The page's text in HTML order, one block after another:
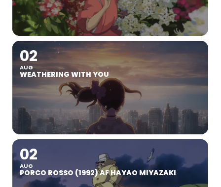
02
AUG
WEATHERING WITH YOU
02
AUG
PORCO ROSSO (1992) AF HAYAO MIYAZAKI